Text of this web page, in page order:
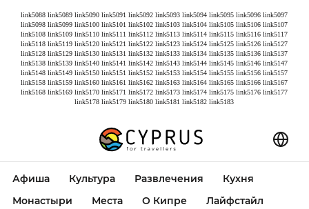
link5088 link5089 link5090 link5091 link5092 link5093 link5094 link5095 link5096 link5097
link5098 link5099 link5100 link5101 link5102 link5103 link5104 link5105 link5106 link5107
link5108 link5109 link5110 link5111 link5112 link5113 link5114 link5115 link5116 link5117
link5118 link5119 link5120 link5121 link5122 link5123 link5124 link5125 link5126 link5127
link5128 link5129 link5130 link5131 link5132 link5133 link5134 link5135 link5136 link5137
link5138 link5139 link5140 link5141 link5142 link5143 link5144 link5145 link5146 link5147
link5148 link5149 link5150 link5151 link5152 link5153 link5154 link5155 link5156 link5157
link5158 link5159 link5160 link5161 link5162 link5163 link5164 link5165 link5166 link5167
link5168 link5169 link5170 link5171 link5172 link5173 link5174 link5175 link5176 link5177
link5178 link5179 link5180 link5181 link5182 link5183
Афиша Культура Развлечения
Кухня
Монастыри
Места О Кипре Лайфстайл